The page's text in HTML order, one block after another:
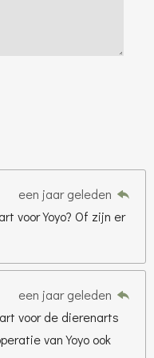
een jaar geleden
voor Yoyo? Of zijn er
een jaar geleden
voor de dierenarts
van Yoyo ook